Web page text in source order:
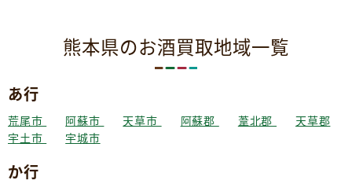
熊本県のお酒買取地域一覧
あ行
荒尾市 阿蘇市 天草市 阿蘇郡 葦北郡
天草郡
宇土市
宇城市
か行